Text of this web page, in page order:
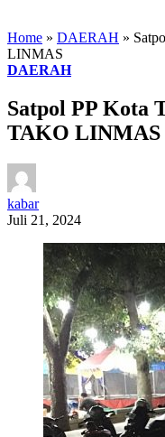
Home » DAERAH »
LINMAS
DAERAH
Satpol PP Kota
TAKO LINMAS
kabar
Juli 21, 2024